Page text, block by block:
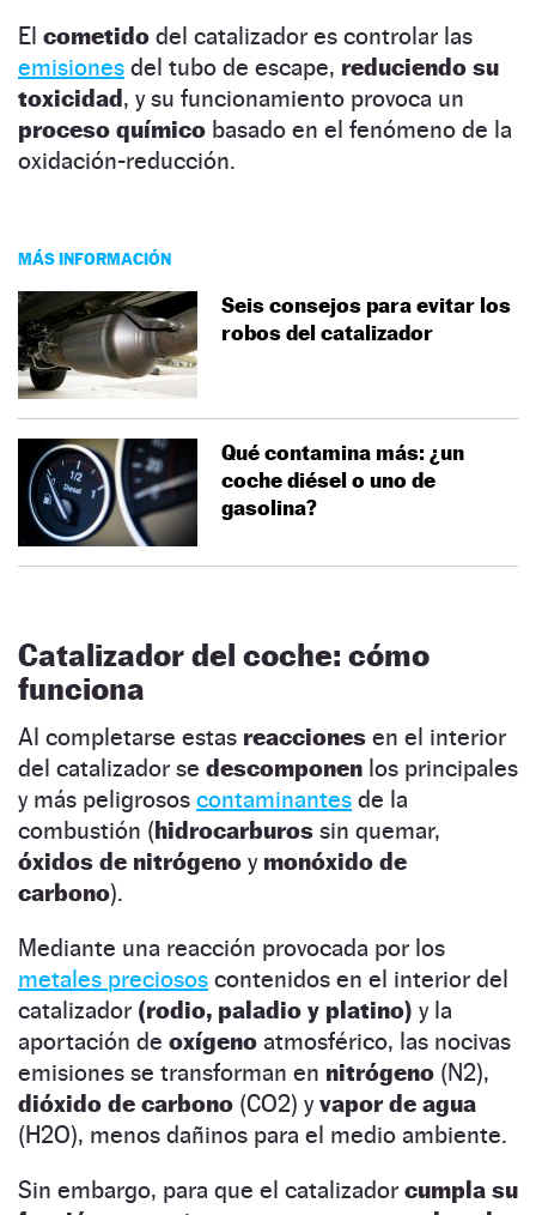
El cometido del catalizador es controlar las
emisiones del tubo de escape, reduciendo su
toxicidad, y su funcionamiento provoca un
proceso químico basado en el fenómeno de la
oxidación-reducción.
MÁS INFORMACIÓN
Seis consejos para evitar los
robos del catalizador
Qué contamina más: ¿un
coche diésel o uno de
gasolina?
Catalizador del coche: cómo
funciona
Al completarse estas reacciones en el interior
del catalizador se descomponen los principales
y más peligrosos contaminantes de la
combustión (hidrocarburos sin quemar,
óxidos de nitrógeno y monóxido de
carbono).
Mediante una reacción provocada por los
metales preciosos contenidos en el interior del
catalizador (rodio, paladio y platino) y la
aportación de oxígeno atmosférico, las nocivas
emisiones se transforman en nitrógeno (N2),
dióxido de carbono (CO2) yvapor de agua
(H2O), menos dañinos para el medio ambiente.
Sin embargo, para que el catalizador cumpla su